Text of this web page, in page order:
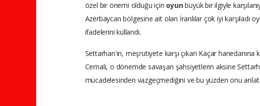
özel bir önemi olduğu için oyunbüyük bir ilgiyle
Azerbaycan bölgesine ait olan İranlılar çok iyi karşıladı
ifadelerini kullandı.
Settarhan'ın, meşrutiyete karşı çıkan Kaçar
Cemali, o dönemde savaşan şahsiyetlerin aksine
mücadelesinden vazgeçmediğini ve bu yüzden onu